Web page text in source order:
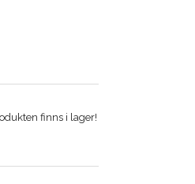
finns i lager!